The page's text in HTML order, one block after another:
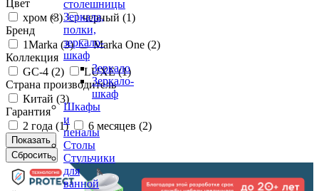
столешницы
Зеркала,
полки,
зеркало-
шкаф
Зеркало
Зеркало-
шкаф
Шкафы
и
пеналы
Столы
Стульчики
для
ванной
Цвет
хром (3) черный (1)
Бренд
1Marka (3) Marka One (2)
Коллекция
GC-4 (2) LUXE (1)
Страна производитель
Китай (3)
Гарантия
2 года (1) 6 месяцев (2)